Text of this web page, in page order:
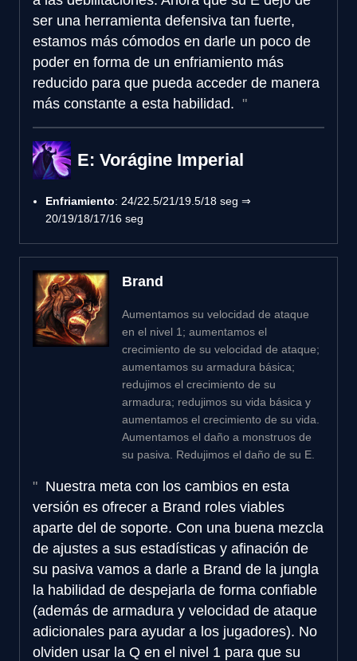
ser una herramienta defensiva tan fuerte,
estamos más cómodos en darle un poco de
poder en forma de un enfriamiento más
reducido para que pueda acceder de manera
más constante a esta habilidad.
E: Vorágine Imperial
Enfriamiento: 24/22.5/21/19.5/18 seg ⇒
20/19/18/17/16 seg
Brand
Aumentamos su velocidad de ataque
en el nivel 1; aumentamos el
crecimiento de su velocidad de ataque;
aumentamos su armadura básica;
redujimos el crecimiento de su
armadura; redujimos su vida básica y
aumentamos el crecimiento de su vida.
Aumentamos el daño a monstruos de
su pasiva. Redujimos el daño de su E.
Nuestra meta con los cambios en esta
versión es ofrecer a Brand roles viables
aparte del de soporte. Con una buena mezcla
de ajustes a sus estadísticas y afinación de
su pasiva vamos a darle a Brand de la jungla
la habilidad de despejarla de forma confiable
(además de armadura y velocidad de ataque
adicionales para ayudar a los jugadores). No
olviden usar la Q en el nivel 1 para que su